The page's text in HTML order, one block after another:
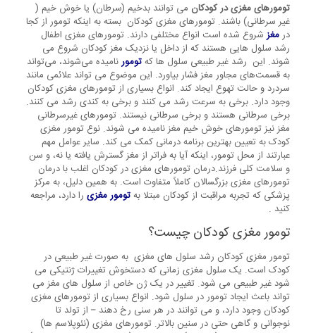
تومورهای مغزی در کودکان می توانند بدخیم (سرطان) یا خوش خیم (
غیر سرطانی) باشند. تومورهای مغزی کودکان بسته به اینکه تومور از کجا
درمغزشروع شده است انواع مختلفی دارند. تومورهای مغزی اطفال
رشد سلول هایی هستند که از داخل یا نزدیک مغز کودکان شروع می
شوند. این رشد غیر طبیعی سلول ها کهتومورنامیده می‌شوند، می‌تواند
به قسمت‌های مجاور مغز فشار بیاورد. این موضوع می تواند علائمی مانند
سردرد و حالت تهوع ایجاد کند. انواع بسیاری از تومورهای مغزی کودکان
وجود دارد. برخی به سرعت رشد می کنند و برخی به کندی رشد می کنند.
برخی سرطانی هستند و برخی سرطانی نیستند. تومورهای غیرسرطانی
مغز نیز تومورهای خوش خیم مغز نامیده می شوند. نوع تومور مغزی
کودک به تعیین بهترین برنامه درمانی کمک می کند. سایر عوامل مهم
عبارتند از محل تومور، اینکه آیا به فراتر از مغز گسترش یافته یا نه، و سن
و سلامت کلی فرزند.درمان تومورهای مغزی در کودکان اغلب با درمان
تومورهای مغزی بزرگسالان کاملاً متفاوت است. به همین دلیل، به مرکز
پزشکی که تجربه مراقبت از کودکان مبتلا بهتومور مغزیرا دارد، مراجعه
کنید .
تومور مغزی کودکان چیست؟
تومور مغزی کودکان رشد سلول های مغزی به صورت غیر طبیعی در
کودک است. یک سلول مغزی زمانی که دستخوش تغییرات ژنتیکی می
شود غیر طبیعی می شود. تغییر در یک ژن خاص از سلول های مغز می
تواند باعث ایجاد تومور در سلول شود. انواع بسیاری از تومورهای مغزی
کودکان وجود دارد، و می توانند در هر سنی رخ دهند – از تولد تا
نوجوانی و گاهی حتی در سنین بالاتر. تومورهای مغزی (نئوپلاسم ها)